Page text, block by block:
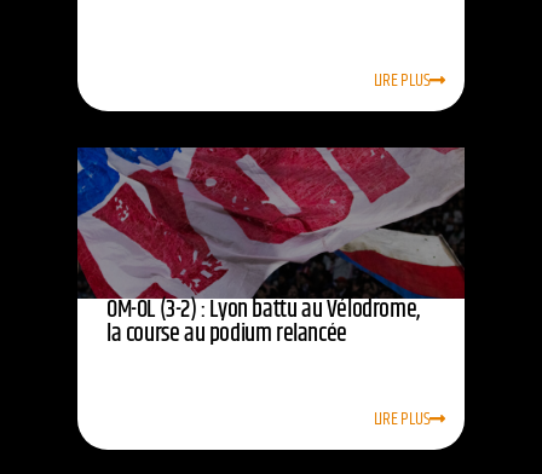
LIRE PLUS
OM-OL (3-2) : Lyon battu au Vélodrome,
la course au podium relancée
LIRE PLUS